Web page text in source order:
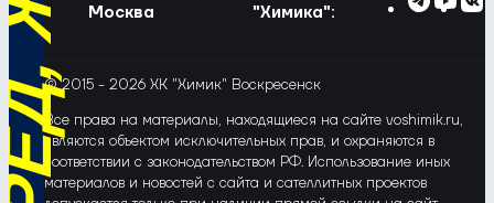
Москва
"Химика":
© 2015 - 2026 ХК "Химик" Воскресенск
Все права на материалы, находящиеся на сайте voshimik.ru,
являются объектом исключительных прав, и охраняются в
соответствии с законодательством РФ. Использование иных
материалов и новостей с сайта и сателлитных проектов